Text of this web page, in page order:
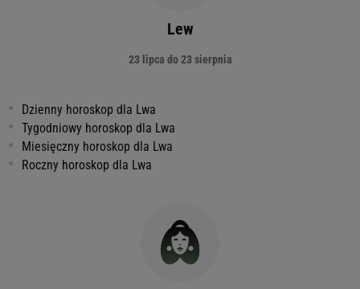
Lew
23 lipca do 23 sierpnia
Dzienny horoskop dla Lwa
Tygodniowy horoskop dla Lwa
Miesięczny horoskop dla Lwa
Roczny horoskop dla Lwa